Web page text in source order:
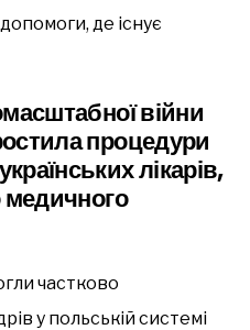
де існує
війни
процедури
лікарів,
медичного
частково
у польській системі